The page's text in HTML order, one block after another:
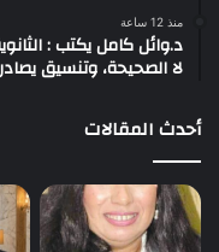
منذ 12 ساعة
د.وائل كامل يكتب :
لا الصحيحة، وتنسيق يصادر
أحدث المقالات